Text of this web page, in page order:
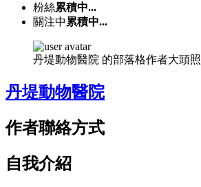
粉絲累積中...
關注中 累積中...
丹堤動物醫院 的部落格作者大頭照
丹堤動物醫院
作者聯絡方式
自我介紹